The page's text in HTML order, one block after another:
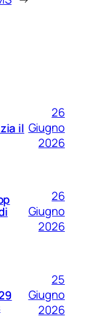
il
26
Giugno
2026
26
Giugno
2026
25
Giugno
2026